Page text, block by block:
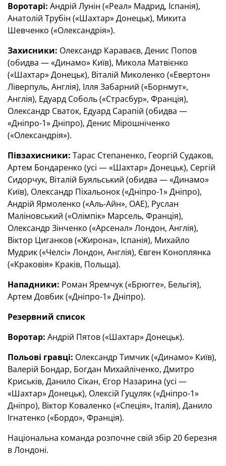
Воротарі: Андрій Лунін («Реал» Мадрид, Іспанія),
Анатолій Трубін («Шахтар» Донецьк), Микита
Шевченко («Олександрія»).
Захисники: Олександр Караваєв, Денис Попов
(обидва — «Динамо» Київ), Микола Матвієнко
(«Шахтар» Донецьк), Віталій Миколенко («Евертон»
Ліверпуль, Англія), Ілля Забарний («Борнмут»,
Англія), Едуард Соболь («Страсбур», Франція),
Олександр Сваток, Едуард Сарапій (обидва —
«Дніпро-1» Дніпро), Денис Мірошніченко
(«Олександрія»).
Півзахисники: Тарас Степаненко, Георгій Судаков,
Артем Бондаренко (усі — «Шахтар» Донецьк), Сергій
Сидорчук, Віталій Буяльський (обидва — «Динамо»
Київ), Олександр Піхальонок («Дніпро-1» Дніпро),
Андрій Ярмоленко («Аль-Айн», ОАЕ), Руслан
Маліновський («Олімпік» Марсель, Франція),
Олександр Зінченко («Арсенал» Лондон, Англія),
Віктор Циганков («Жирона», Іспанія), Михайло
Мудрик («Челсі» Лондон, Англія), Євген Коноплянка
(«Краковія» Краків, Польща).
Нападники: Роман Яремчук («Брюгге», Бельгія),
Артем Довбик («Дніпро-1» Дніпро).
Резервний список
Воротар: Андрій Пятов («Шахтар» Донецьк).
Польові гравці: Олександр Тимчик («Динамо» Київ),
Валерій Бондар, Богдан Михайліченко, Дмитро
Криськів, Данило Сікан, Єгор Назарина (усі —
«Шахтар» Донецьк), Олексій Гуцуляк («Дніпро-1»
Дніпро), Віктор Коваленко («Спеція», Італія), Данило
Ігнатенко («Бордо», Франція).
Національна команда розпочне свій збір 20 березня
в Лондоні.